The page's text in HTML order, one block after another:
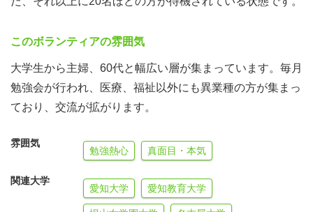
このボランティアの雰囲気
大学生から主婦、60代と幅広い層が集まっています。毎月
勉強会が行われ、医療、福祉以外にも異業種の方が集まっ
ており、交流が拡がります。
雰囲気
勉強熱心 真面目・本気
関連大学
愛知大学 愛知教育大学